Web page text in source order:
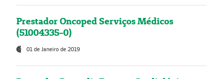
Prestador Oncoped Serviços Médicos
(51004335-0)
01 de Janeiro de 2019